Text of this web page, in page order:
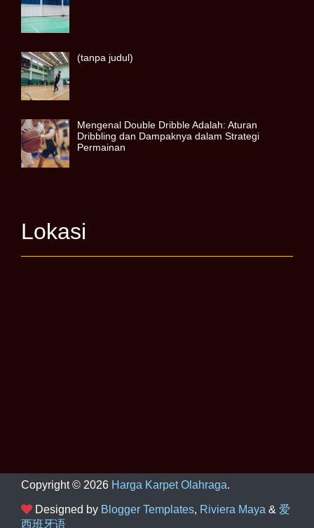
(tanpa judul)
Mengenal Double Dribble Adalah: Aturan
Dribbling dan Dampaknya dalam Strategi
Permainan
Lokasi
Copyright © 2026 Harga Karpet Olahraga.
Designed by Blogger Templates, Riviera Maya & 爱
西班牙语